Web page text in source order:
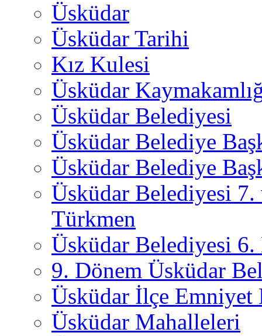
Üsküdar
Üsküdar Tarihi
Kız Kulesi
Üsküdar
Üsküdar Belediyesi
Üsküdar Belediye
Üsküdar Belediye
Üsküdar Belediyesi
Türkmen
Üsküdar Belediyesi 6.
9. Dönem Üsküdar
Üsküdar İlçe
Üsküdar Mahalleleri